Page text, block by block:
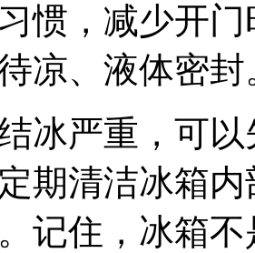
惯，减少开
凉、液体密封
严重，可以
期清洁冰箱
记住，冰箱